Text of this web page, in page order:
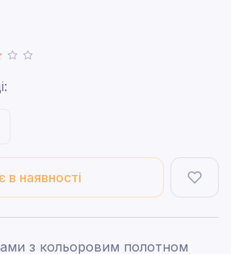
в наявності
з кольоровим полотном